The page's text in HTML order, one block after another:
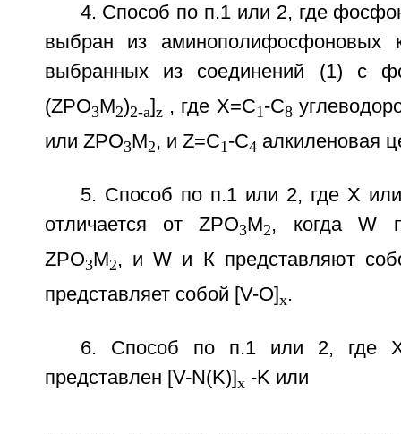
4. Способ по п.1 или 2, где
выбран из аминополифосфоновых
выбранных из соединений (1) с
(ZPO3M2)2-a]z , где Х=C1-C8
или ZPO3M2, и Z=С1-С4 алкиленовая
5. Способ по п.1 или 2, где Х
отличается от ZPO3M2, когда W
ZPO3M2, и W и К представляют
представляет собой [V-O]x.
6. Способ по п.1 или 2, где
представлен [V-N(K)]x-K или